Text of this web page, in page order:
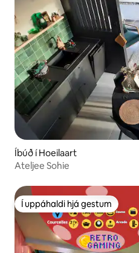
Íbúð í Hoeilaart
Ateljee Sohie
Í uppáhaldi hjá gestum
Í uppáhaldi hjá gestum